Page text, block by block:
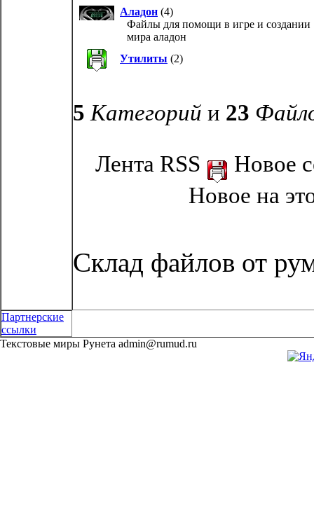
Аладон (4)
Файлы для помощи в игре и создании
мира аладон
Утилиты (2)
5 Категорий и 23
Лента RSS
Новое
Новое на
Склад файлов от
Партнерские
ссылки
Текстовые миры Рунета admin@rumud.ru